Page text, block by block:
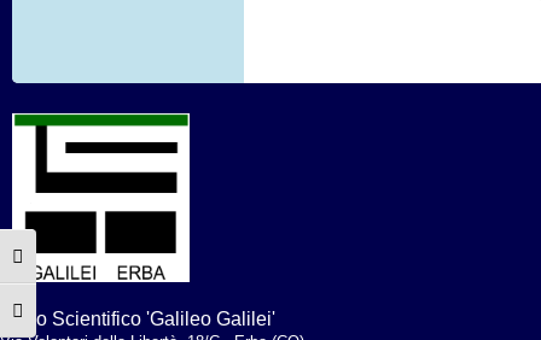
Attiva/disattiva alto contrasto
Attiva/disattiva dimensione testo
Liceo Scientifico 'Galileo Galilei'